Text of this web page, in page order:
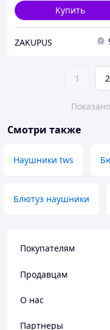
Купить
ZAKUPUS
1 2
Смотри также
Наушники tws
Блютуз наушники
Покупателям
Продавцам
О нас
Партнеры